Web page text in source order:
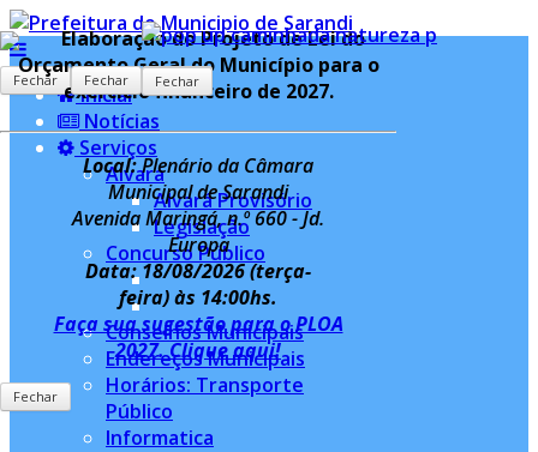
Inicial
Notícias
Serviços
Alvará
Alvará Provisório
Legislação
Concurso Público
Conselhos Municipais
Endereços Municipais
Horários: Transporte
Público
Informatica
Fechar
Elaboração do Projeto de Lei do
Orçamento Geral do Município para o
exercício financeiro de 2027.
Local:Plenário da Câmara
Municipal de Sarandi
Avenida Maringá, n.º 660 - Jd.
Europa
Data: 18/08/2026(terça-
feira) às 14:00hs.
Faça sua sugestão para o PLOA
2027. Clique aqui!
Fechar
Fechar
Fechar
Fechar